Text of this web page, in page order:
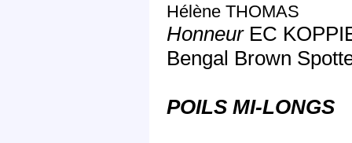
Hélène THOMAS
Honneur EC
Bengal Brown
POILS MI-LONGS